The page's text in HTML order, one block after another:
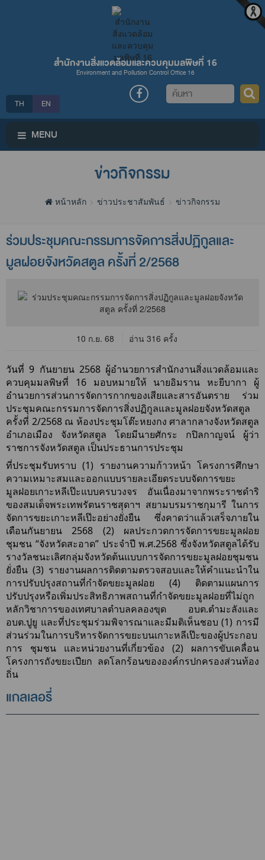
สำนักงานสิ่งแวดล้อมและควบคุมมลพิษที่ 16
Environment and Pollution Control Office 16
TH EN
ค้นหา
MENU
ข่าวกิจกรรม
หน้าหลัก ข่าวประชาสัมพันธ์ ข่าวกิจกรรม
ร่วมประชุมคณะกรรมการจัดการสิ่งปฏิกูลและ
มูลฝอยจังหวัดสตูล ครั้งที่ 2/2568
10 ก.ย. 68 อ่าน 316 ครั้ง
วันที่ 9 กันยายน 2568 ผู้อำนวยการสำนักงานสิ่งแวดล้อมและ
ควบคุมมลพิษที่ 16 มอบหมายให้ นายอิมราน หะยีบากา ผู้
อำนวยการส่วนการจัดการกากของเสียและสารอันตราย ร่วม
ประชุมคณะกรรมการจัดการสิ่งปฏิกูลและมูลฝอยจังหวัดสตูล
ครั้งที่ 2/2568 ณ ห้องประชุมโต๊ะหยงกง ศาลากลางจังหวัดสตูล
อำเภอเมือง จังหวัดสตูล โดยมีนายศักระ กปิลกาญจน์ ผู้ว่า
ราชการจังหวัดสตูล เป็นประธานการประชุม
ที่ประชุมรับทราบ (1) รายงานความก้าวหน้า โครงการศึกษา
ความเหมาะสมและออกแบบรายละเอียดระบบจัดการขยะ
มูลฝอยเกาะหลีเป๊ะแบบครบวงจร อันเนื่องมาจากพระราชดำริ
ของสมเด็จพระเทพรัตนราชสุดาฯ สยามบรมราชกุมารี ในการ
จัดการขยะเกาะหลีเป๊ะอย่างยั่งยืน ซึ่งคาดว่าแล้วเสร็จภายใน
เดือนกันยายน 2568 (2) ผลประกวดการจัดการขยะมูลฝอย
ชุมชน “จังหวัดสะอาด” ประจำปี พ.ศ.2568 ซึ่งจังหวัดสตูลได้รับ
รางวัลชนะเลิศกลุ่มจังหวัดต้นแบบการจัดการขยะมูลฝอยชุมชน
ยั่งยืน (3) รายงานผลการติดตามตรวจสอบและให้คำแนะนำใน
การปรับปรุงสถานที่กำจัดขยะมูลฝอย (4) ติดตามแผนการ
ปรับปรุงหรือเพิ่มประสิทธิภาพสถานที่กำจัดขยะมูลฝอยที่ไม่ถูก
หลักวิชาการของเทศบาลตำบลคลองขุด อบต.ตำมะลังและ
อบต.ปูยู และที่ประชุมร่วมพิจารณาและมีมติเห็นชอบ (1) การมี
ส่วนร่วมในการบริหารจัดการขยะบนเกาะหลีเป๊ะของผู้ประกอบ
การ ชุมชน และหน่วยงานที่เกี่ยวข้อง (2) ผลการขับเคลื่อน
โครงการถังขยะเปียก ลดโลกร้อนขององค์กรปกครองส่วนท้อง
ถิ่น
แกลเลอรี่